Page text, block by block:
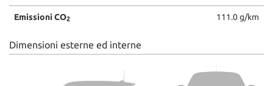
Emissioni CO2 111.0 g/km
Dimensioni esterne ed interne